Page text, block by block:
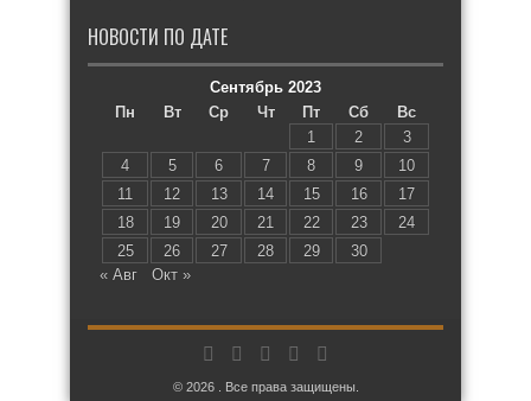
НОВОСТИ ПО ДАТЕ
Сентябрь 2023
Пн
Вт Ср Чт Пт Сб
Вс
1
2
3
4
5 6 7 8 9
10
11
12 13 14 15 16
17
18
19 20 21 22 23
24
25
26 27 28 29
30
« Авг
Окт »
© 2026 . Все права защищены.